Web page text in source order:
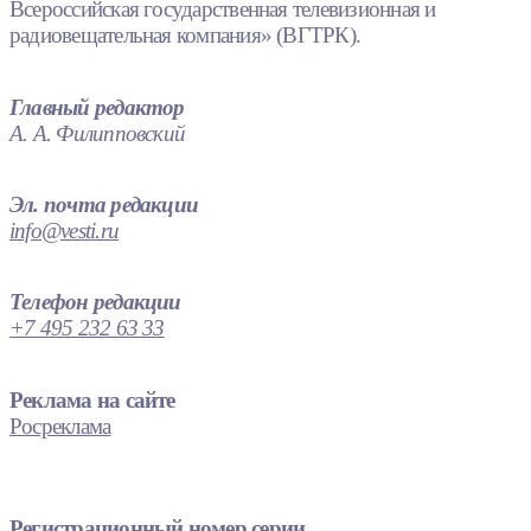
Всероссийская государственная телевизионная и
радиовещательная компания» (ВГТРК).
Главный редактор
А. А. Филипповский
Эл. почта редакции
info@vesti.ru
Телефон редакции
+7 495 232 63 33
Реклама на сайте
Росреклама